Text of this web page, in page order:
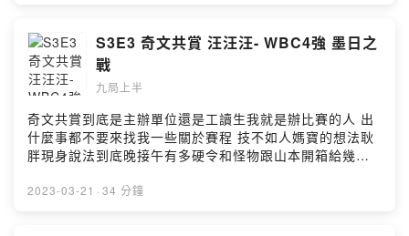
https://www.facebook.com/groups/198592318700420
*****Powered by Firstory Hosting
https://open.firstory.me/user/ckmn4nblm0kci089746i
846t2留言告訴我你對這一集的想法：
https://open.firstory.me/user/ckmn4nblm0kci089746i
846t2/comments***喜歡我們的聽眾朋友不要忘記在各個
平台幫我們訂閱跟留下5星好評😍😍😍平台傳送門
https://open.firstory.me/user/ckmn4nblm0kci089746i
846t2/platforms有問題想跟耿胖直球對決或想合作都來這
邊👇👇👇9inningstop@gmail.com或加入FB社團一起討論
棒球喔👇👇👇
S3E3 奇文共賞 汪汪汪- WBC4強 墨日之
戰
九局上半
奇文共賞到底是主辦單位還是工讀生我就是辦比賽的人 出
什麼事都不要來找我一些關於賽程 技不如人媽寶的想法耿
胖現身說法到底晚接午有多硬令和怪物跟山本開箱給幾
https://open.firstory.me/user/ckmn4nblm0kci089746i
2023-03-21 · 34 分鐘